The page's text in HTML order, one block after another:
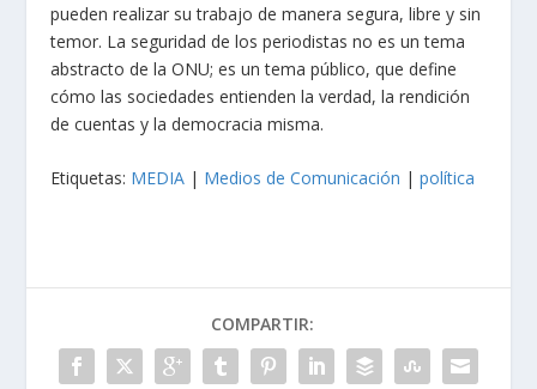
pueden realizar su trabajo de manera segura, libre y sin
temor. La seguridad de los periodistas no es un tema
abstracto de la ONU; es un tema público, que define
cómo las sociedades entienden la verdad, la rendición
de cuentas y la democracia misma.
Etiquetas: MEDIA | Medios de Comunicación |política
COMPARTIR: